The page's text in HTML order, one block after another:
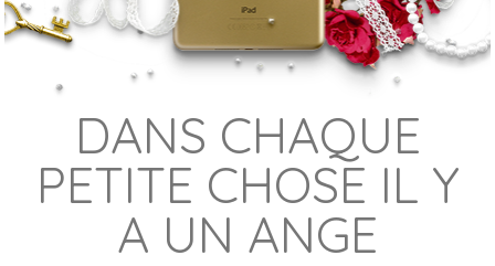
DANS CHAQUE
PETITE CHOSE IL Y
A UN ANGE